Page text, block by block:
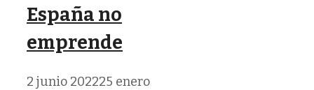
España no
emprende
2 junio 202225 enero